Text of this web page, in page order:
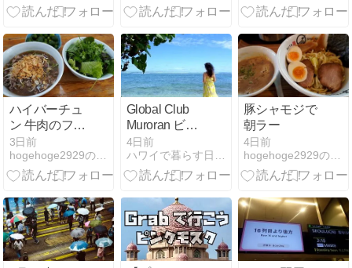
店
ハイバーチュ
ン 牛肉のフ―
ティウ
3日前
hogehoge2929のblog
Global Club
Muroran ビー
チ・クリーニ
ングとむろら
ん港まつり✨
4日前
豚シャモジで
朝ラー
4日前
hogehoge2929のblog